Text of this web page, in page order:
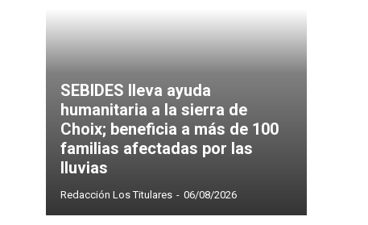
SEBIDES lleva ayuda
humanitaria a la sierra de
Choix; beneficia a más de 100
familias afectadas por las
lluvias
Redacción Los Titulares - 06/08/2026